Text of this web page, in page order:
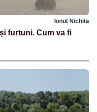
Ionuț Nichita
furtuni. Cum va fi